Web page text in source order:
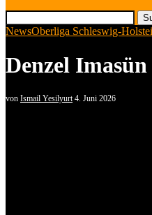
NewsOberliga Schleswig-
Denzel
von Ismail Yesilyurt 4. Juni 2026